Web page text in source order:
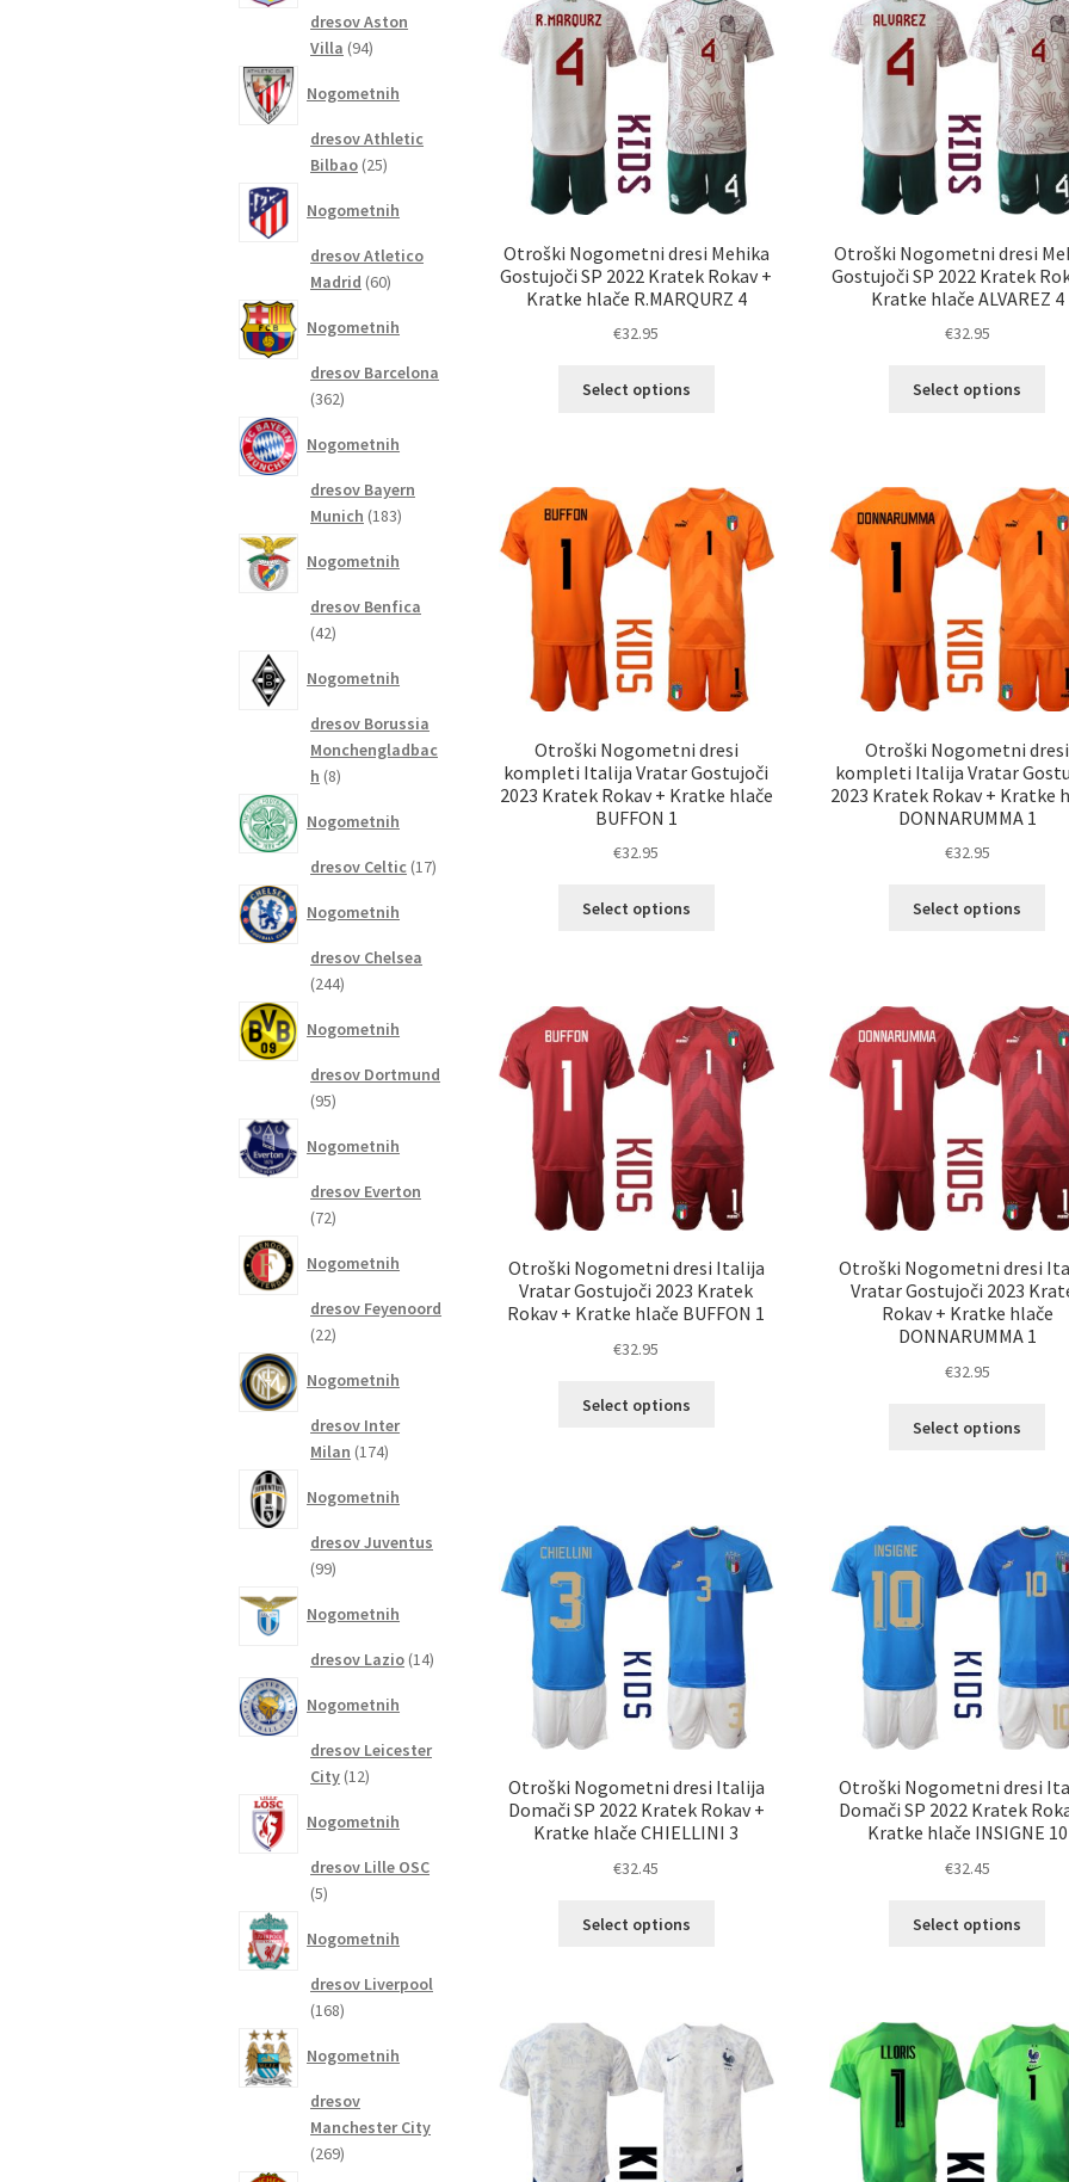
Možnosti
lahko
izberete
na
strani
izdelka
na
Otroški Nogometni dresi Mehika
Gostujoči SP 2022 Kratek Rokav +
Kratke hlače R.MARQURZ 4
€32.95
Select options
različic.
Možnosti
lahko
izberete
na
strani
izdelka
Otroški Nogometni dresi
Gostujoči SP 2022 Kratek
Kratke hlače ALVAREZ 4
€32.95
Select options
na
Otroški Nogometni dresi
kompleti Italija Vratar Gostujoči
2023 Kratek Rokav + Kratke hlače
BUFFON 1
€32.95
Select options
različic.
Možnosti
lahko
izberete
na
strani
izdelka
Otroški Nogometni dresi
kompleti Italija Vratar
2023 Kratek Rokav + Kratke
DONNARUMMA 1
€32.95
Select options
na
Otroški Nogometni dresi Italija
Vratar Gostujoči 2023 Kratek
Rokav + Kratke hlače BUFFON 1
€32.95
Select options
Možnosti
lahko
izberete
na
izdelka
Otroški Nogometni dresi
Vratar Gostujoči 2023
Rokav + Kratke hlače
DONNARUMMA 1
€32.95
Select options
Otroški Nogometni dresi Italija
Domači SP 2022 Kratek Rokav +
Kratke hlače CHIELLINI 3
€32.45
Select options
Možnosti
lahko
izberete
na
strani
izdelka
Otroški Nogometni dresi
Domači SP 2022 Kratek
Kratke hlače INSIGNE 10
€32.45
Select options
na
dresov Aston
Villa 9494
Nogometnih
dresov Athletic
Bilbao 2525
Nogometnih
dresov Atletico
Madrid 6060
Nogometnih
dresov Barcelona
362362
Nogometnih
dresov Bayern
Munich 183183
Nogometnih
dresov Benfica
4242
Nogometnih
dresov Borussia
Monchengladbac
h 88
Nogometnih
dresov Celtic 1717
Nogometnih
dresov Chelsea
244244
Nogometnih
dresov Dortmund
9595
Nogometnih
dresov Everton
7272
Nogometnih
dresov Feyenoord
2222
Nogometnih
dresov Inter
Milan 174174
Nogometnih
dresov Juventus
9999
Nogometnih
dresov Lazio 1414
Nogometnih
dresov Leicester
City 1212
Nogometnih
dresov Lille OSC
55
Nogometnih
dresov Liverpool
168168
Nogometnih
dresov
Manchester City
269269